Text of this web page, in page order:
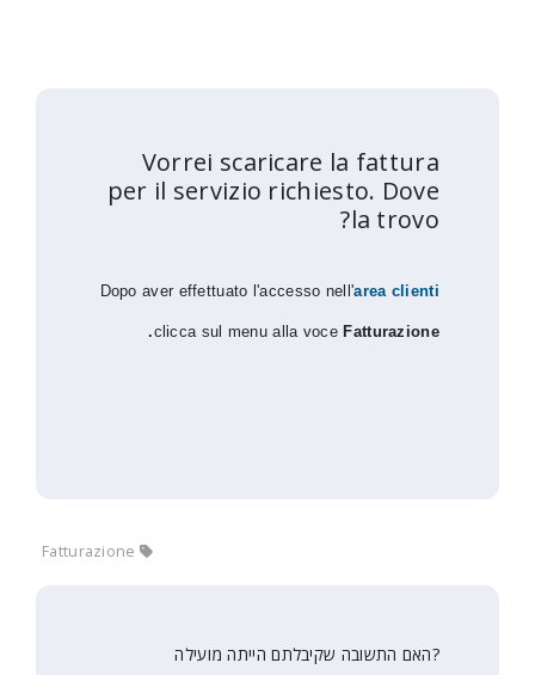
Vorrei scaricare la fattura
per il servizio richiesto. Dove
la trovo?
Dopo aver effettuato l'accesso nell'area clienti
clicca sul menu alla voce Fatturazione.
?האם התשובה שקיבלתם הייתה מועילה